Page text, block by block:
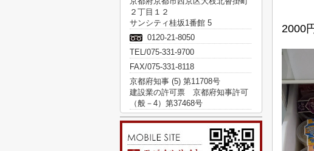
2000
２丁目１２
サンシティ桂坂1番館 5
0120-21-8050
TEL/075-331-9700
FAX/075-331-8118
京都府知事 (5) 第11708号
建設業の許可票 京都府知事許可
（般－4）第37468号